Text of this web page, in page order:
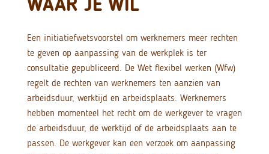
Een initiatiefwetsvoorstel om werknemers meer rechten
te geven op aanpassing van de werkplek is ter
consultatie gepubliceerd. De Wet flexibel werken (Wfw)
regelt de rechten van werknemers ten aanzien van
arbeidsduur, werktijd en arbeidsplaats. Werknemers
hebben momenteel het recht om de werkgever te vragen
de arbeidsduur, de werktijd of de arbeidsplaats aan te
passen. De werkgever kan een verzoek om aanpassing